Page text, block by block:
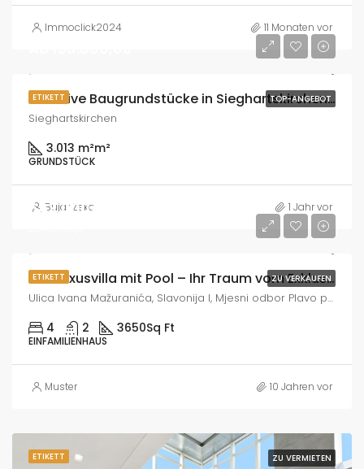
Immoclick2024 11 Monaten vor
ETIKETT TOP-ANGEBOTExklusive Baugrundstücke in Sieghartskirchen – Perfekt für Ihr Traumhaus!
Sieghartskirchen
3.013 m²m²
GRUNDSTÜCK
Bujar Zeka 1 Jahr vor
ETIKETT ZU VERKAUFEN
643,000€
✨🏡 Luxusvilla mit Pool – Ihr Traum vom Exklusiven Wohnen! 🌟🌊
Ulica Ivana Mažuranića, Slavonija I, Mjesni odbor Plavo polje, Slavonski Brod, Grad Slavonski Brod, Gespanschaft Brod-Posavina, 35101, Kroatien
4 2 3650Sq Ft
EINFAMILIENHAUS
Muster 10 Jahren vor
ETIKETT ZU VERMIETEN